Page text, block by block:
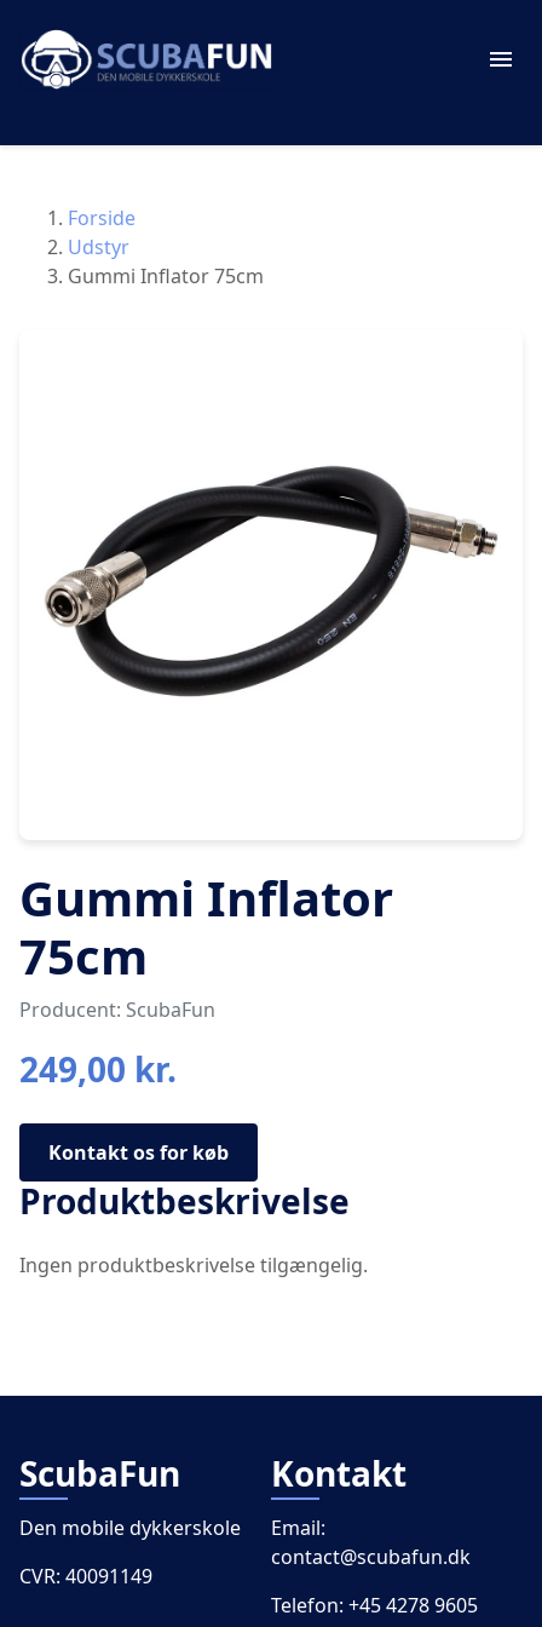
Forside
Udstyr
Gummi Inflator 75cm
Gummi Inflator
75cm
Producent: ScubaFun
249,00 kr.
Kontakt os for køb
Produktbeskrivelse
Ingen produktbeskrivelse tilgængelig.
ScubaFun
Den mobile dykkerskole
CVR: 40091149
Kontakt
Email:
contact@scubafun.dk
Telefon: +45 4278 9605